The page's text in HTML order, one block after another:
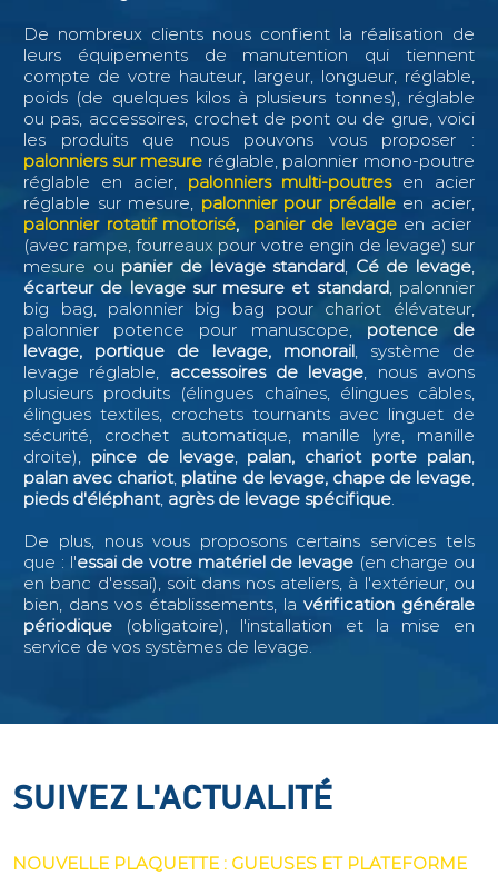
De nombreux clients nous confient la réalisation de
leurs équipements de manutention qui tiennent
compte de votre hauteur, largeur, longueur, réglable,
poids (de quelques kilos à plusieurs tonnes), réglable
ou pas, accessoires, crochet de pont ou de grue, voici
les produits que nous pouvons vous proposer :
palonniers sur mesure réglable, palonnier mono-poutre
réglable en acier,palonniers multi-poutres en acier
réglable sur mesure, palonnier pour prédalle en acier,
palonnier rotatif motorisé, panier de levage en acier
(avec rampe, fourreaux pour votre engin de levage) sur
mesure ou panier de levage standard, Cé de levage,
écarteur de levage sur mesure et standard, palonnier
big bag, palonnier big bag pour chariot élévateur,
palonnier potence pour manuscope, potence de
levage, portique de levage, monorail, système de
levage réglable, accessoires de levage, nous avons
plusieurs produits (élingues chaînes, élingues câbles,
élingues textiles, crochets tournants avec linguet de
sécurité, crochet automatique, manille lyre, manille
droite), pince de levage, palan, chariot porte palan,
palan avec chariot, platine de levage, chape de levage,
pieds d'éléphant, agrès de levage spécifique.
De plus, nous vous proposons certains services tels
que : l'essai de votre matériel de levage (en charge ou
en banc d'essai), soit dans nos ateliers, à l'extérieur, ou
bien, dans vos établissements, la vérification générale
périodique (obligatoire), l'installation et la mise en
service de vos systèmes de levage.
SUIVEZ L'ACTUALITÉ
NOUVELLE PLAQUETTE : PALONNIER DÉPORTÉ
SUIVEZ L'ACTUALITÉ
NOUVELLE PLAQUETTE : GUEUSES ET PLATEFORME
SUIVEZ L'ACTUALITÉ
PALAN ET CHARIOT PORTE PALAN EN PROMOTION
SUIVEZ L'ACTUALITÉ
NOUVEAU : PALONNIER DE LEVAGE ROTATIF